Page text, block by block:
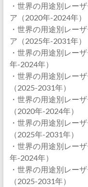
・世界の用途別レー
ア（2020年-2024年）
・世界の用途別レー
ア（2025年-2031年）
・世界の用途別レー
年-2024年）
・世界の用途別レー
（2025-2031年）
・世界の用途別レー
（2020年-2024年）
・世界の用途別レー
（2025年-2031年）
・世界の用途別レー
年-2024年）
・世界の用途別レー
（2025-2031年）